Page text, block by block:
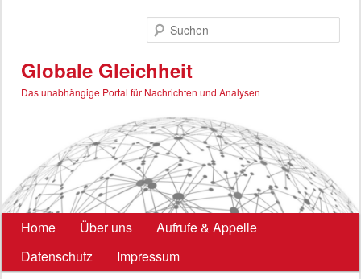
Globale Gleichheit
Das unabhängige Portal für Nachrichten und Analysen
Hauptmenü
Home Über uns
Aufrufe & Appelle
Datenschutz
Impressum